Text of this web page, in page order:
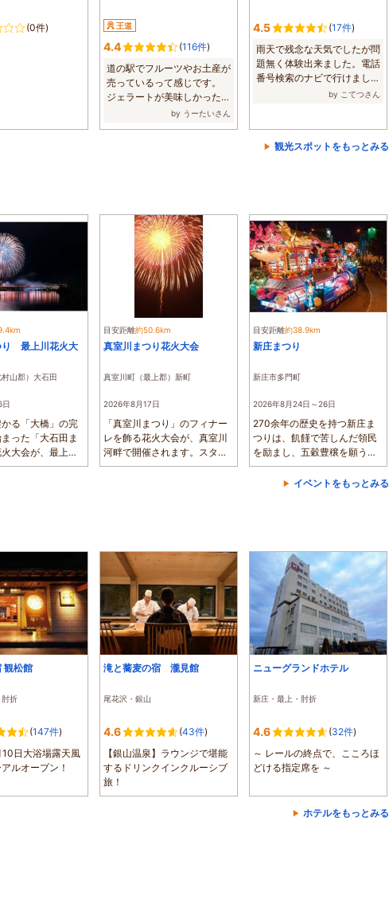
(0件) 王道
4.4 (116件)
道の駅でフルーツやお土産が
売っているって感じです。
ジェラートが美味しかった。
by うーたいさん
4.5 (17件)
雨天で残念な天気でしたが問
題無く体験出来ました。電話
番号検索のナビで行けまし
た。到着時に駐...by こてつさん
観光スポットをもっとみる
り 最上川花火大
山郡）大石田
日
る「大橋」の完
った「大石田ま
大会が、最上川
...
目安距離約50.6km
真室川まつり花火大会
真室川町（最上郡）新町
2026年8月17日
「真室川まつり」のフィナー
レを飾る花火大会が、真室川
河畔で開催されます。スター
マインや尺玉...
目安距離約38.9km
新庄まつり
新庄市多門町
2026年8月24日～26日
270余年の歴史を持つ新庄ま
つりは、飢饉で苦しんだ領民
を励まし、五穀豊穣を願うた
め、天満宮で...
イベントをもっとみる
観松館
肘折
(147件)
日大浴場露天風
ルオープン！
滝と蕎麦の宿 瀧見館
尾花沢・銀山
4.6 (43件)
【銀山温泉】ラウンジで堪能
するドリンクインクルーシブ
旅！
ニューグランドホテル
新庄・最上・肘折
4.6 (32件)
～ レールの終点で、こころほ
どける指定席を ～
ホテルをもっとみる